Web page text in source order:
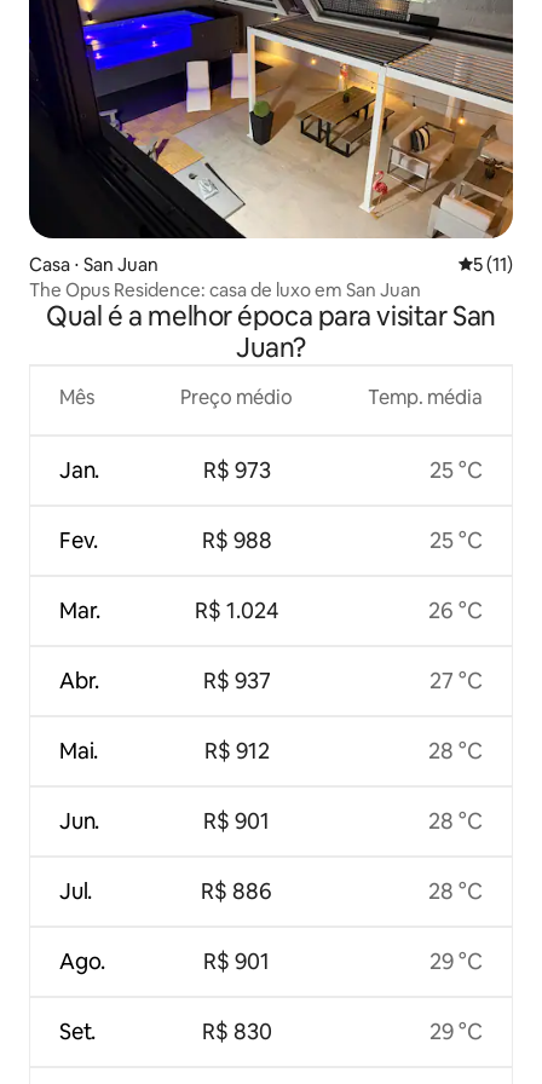
Casa ⋅ San Juan 5 de uma
5 (11)
The Opus Residence: casa de luxo em San Juan
Qual é a melhor época para visitar San
Juan?
Mês
Jan.
Fev.
Mar.
Abr.
Mai.
Jun.
Jul.
Ago.
Set.
Preço médio
R$ 973
R$ 988
R$ 1.024
R$ 937
R$ 912
R$ 901
R$ 886
R$ 901
R$ 830
Temp. média
25 °C
25 °C
26 °C
27 °C
28 °C
28 °C
28 °C
29 °C
29 °C